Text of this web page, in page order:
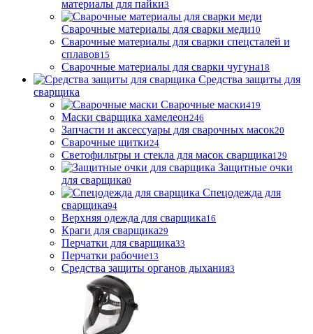
материалы для пайки3
Сварочные материалы для сварки меди10
Сварочные материалы для сварки спецсталей и
сплавов15
Сварочные материалы для сварки чугуна18
Средства защиты для
сварщика
Сварочные маски419
Маски сварщика хамелеон246
Запчасти и аксессуары для сварочных масок20
Сварочные щитки24
Светофильтры и стекла для масок сварщика129
Защитные очки
для сварщика0
Спецодежда для
сварщика94
Верхняя одежда для сварщика16
Краги для сварщика29
Перчатки для сварщика33
Перчатки рабочие13
Средства защиты органов дыхания3